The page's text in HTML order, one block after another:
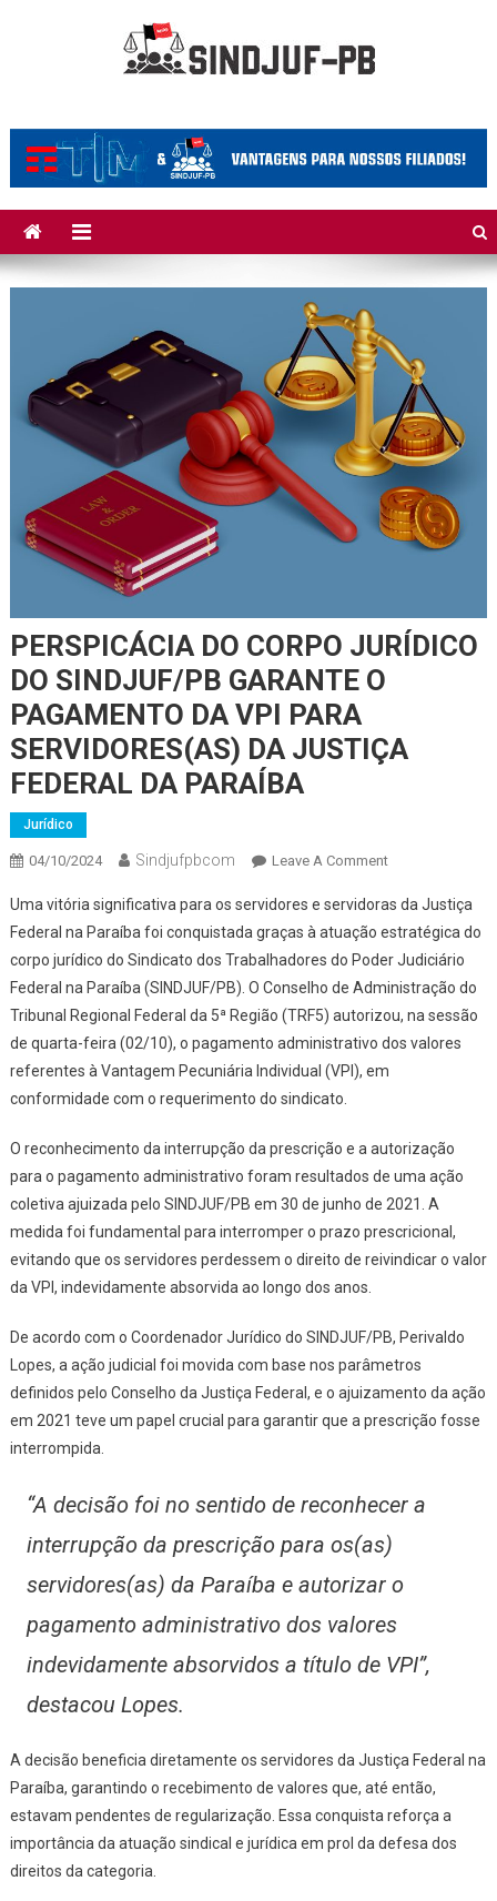
Sindjuf/PB
PERSPICÁCIA DO CORPO JURÍDICO
DO SINDJUF/PB GARANTE O
PAGAMENTO DA VPI PARA
SERVIDORES(AS) DA JUSTIÇA
FEDERAL DA PARAÍBA
Jurídico
04/10/2024 Sindjufpbcom Leave A CommentOn PERSPICÁCIA
JURÍDICO DO
SINDJUF/PB
GARANTE O
PAGAMENTO DA
VPI PARA
DA JUSTIÇA
Uma vitória significativa para os servidores e servidoras da Justiça
Federal na Paraíba foi conquistada graças à atuação estratégica do
corpo jurídico do Sindicato dos Trabalhadores do Poder Judiciário
Federal na Paraíba (SINDJUF/PB). O Conselho de Administração do
Tribunal Regional Federal da 5ª Região (TRF5) autorizou, na sessão
de quarta-feira (02/10), o pagamento administrativo dos valores
referentes à Vantagem Pecuniária Individual (VPI), em
conformidade com o requerimento do sindicato.
O reconhecimento da interrupção da prescrição e a autorização
para o pagamento administrativo foram resultados de uma ação
coletiva ajuizada pelo SINDJUF/PB em 30 de junho de 2021. A
medida foi fundamental para interromper o prazo prescricional,
evitando que os servidores perdessem o direito de reivindicar o valor
da VPI, indevidamente absorvida ao longo dos anos.
De acordo com o Coordenador Jurídico do SINDJUF/PB, Perivaldo
Lopes, a ação judicial foi movida com base nos parâmetros
definidos pelo Conselho da Justiça Federal, e o ajuizamento da ação
em 2021 teve um papel crucial para garantir que a prescrição fosse
interrompida.
“A decisão foi no sentido de reconhecer a
interrupção da prescrição para os(as)
servidores(as) da Paraíba e autorizar o
pagamento administrativo dos valores
indevidamente absorvidos a título de VPI”,
destacou Lopes.
A decisão beneficia diretamente os servidores da Justiça Federal na
Paraíba, garantindo o recebimento de valores que, até então,
estavam pendentes de regularização. Essa conquista reforça a
importância da atuação sindical e jurídica em prol da defesa dos
direitos da categoria.